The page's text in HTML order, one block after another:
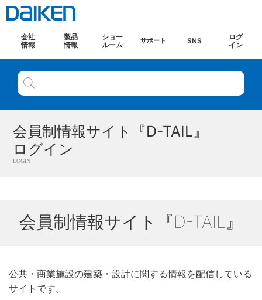
会社
情報
製品
情報
ショー
ルーム
サポート SNS
ログ
イン
会員制情報サイト『D-TAIL』
ログイン
LOGIN
会員制情報サイト『D-TAIL』
公共・商業施設の建築・設計に関する情報を配信している
サイトです。